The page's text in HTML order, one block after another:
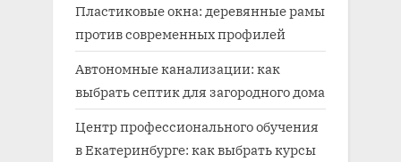
Пластиковые окна: деревянные рамы
против современных профилей
Автономные канализации: как
выбрать септик для загородного дома
Центр профессионального обучения
в Екатеринбурге: как выбрать курсы